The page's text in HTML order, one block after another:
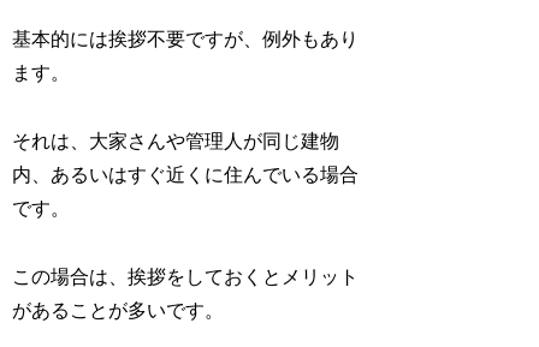
基本的には挨拶不要ですが、例外もあり
ます。
それは、大家さんや管理人が同じ建物
内、あるいはすぐ近くに住んでいる場合
です。
この場合は、挨拶をしておくとメリット
があることが多いです。